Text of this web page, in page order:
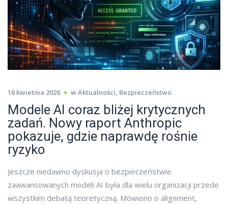
16 kwietnia 2026 wAktualności Bezpieczeństwo
Modele AI coraz bliżej krytycznych
zadań. Nowy raport Anthropic
pokazuje, gdzie naprawdę rośnie
ryzyko
Jeszcze niedawno dyskusja o bezpieczeństwie
zaawansowanych modeli AI była dla wielu organizacji przede
wszystkim debatą teoretyczną. Mówiono o alignment,